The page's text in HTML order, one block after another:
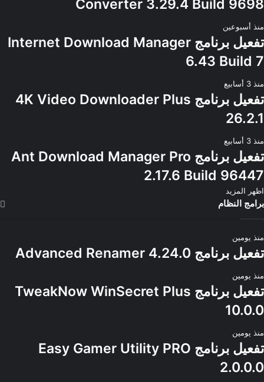
Converter 3.29.4 Build 9698
منذ أسبوعين
تفعيل برنامج Internet Download Manager
6.43 Build 7
منذ 3 أسابيع
تفعيل برنامج 4K Video Downloader Plus
26.2.1
منذ 3 أسابيع
تفعيل برنامج Ant Download Manager Pro
2.17.6 Build 96447
اظهر المزيد
برامج النظام
منذ يومين
تفعيل برنامج Advanced Renamer 4.24.0
منذ يومين
تفعيل برنامج TweakNow WinSecret Plus
10.0.0
منذ يومين
تفعيل برنامج Easy Gamer Utility PRO
2.0.0.0